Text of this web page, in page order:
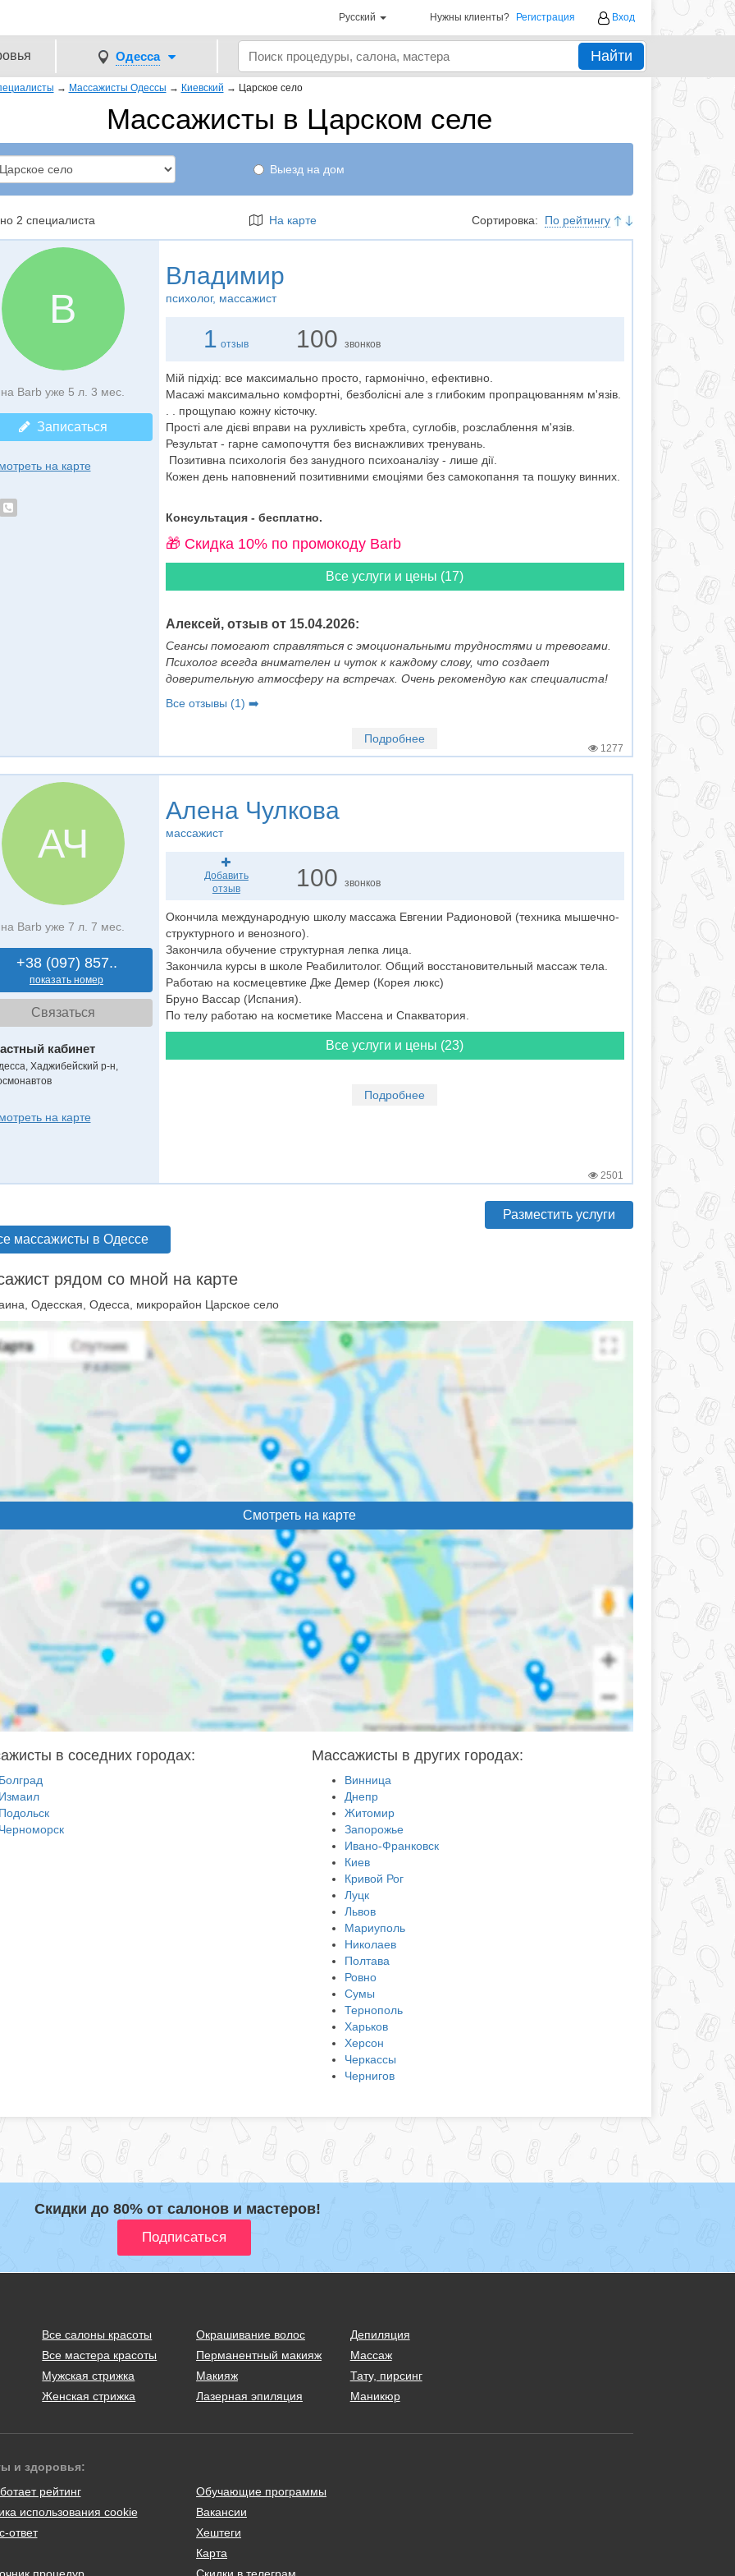
Русский Нужны клиенты? Регистрация Вход
Одесса Найти
→ Массажисты Одессы → Киевский → Царское село
Массажисты в Царском селе
Выезд на дом
2 специалиста На карте Сортировка: По рейтингу
В
на Barb уже 5 л. 3 мес.
Записаться
на карте
Владимир
психолог, массажист
1 отзыв 100звонков
Мій підхід: все максимально просто, гармонічно, ефективно.
Масажі максимально комфортні, безболісні але з глибоким пропрацюванням м'язів.
. . прощупаю кожну кісточку.
Прості але дієві вправи на рухливість хребта, суглобів, розслаблення м'язів.
Результат - гарне самопочуття без виснажливих тренувань.
Позитивна психологія без занудного психоаналізу - лише дії.
Кожен день наповнений позитивними ємоціями без самокопання та пошуку винних.
Консультация - бесплатно.
🎁 Cкидка 10% по промокоду Barb
Все услуги и цены (17)
Алексей, отзыв от 15.04.2026:
Сеансы помогают справляться с эмоциональными трудностями и тревогами.
Психолог всегда внимателен и чуток к каждому слову, что создает
доверительную атмосферу на встречах. Очень рекомендую как специалиста!
Все отзывы (1) ➡️
Подробнее
1277
АЧ
на Barb уже 7 л. 7 мес.
+38 (097) 857..
показать номер
Связаться
кабинет
Хаджибейский р-н,
на карте
Алена Чулкова
массажист
Добавить
отзыв
100звонков
Окончила международную школу массажа Евгении Радионовой (техника мышечно-
структурного и венозного).
Закончила обучение структурная лепка лица.
Закончила курсы в школе Реабилитолог. Общий восстановительный массаж тела.
Работаю на космецевтике Дже Демер (Корея люкс)
Бруно Вассар (Испания).
По телу работаю на косметике Массена и Спакватория.
Все услуги и цены (23)
Подробнее
2501
массажисты в Одессе
Разместить услуги
рядом со мной на карте
Одесская, Одесса, микрорайон Царское село
Смотреть на карте
в соседних городах: Массажисты в других городах:
Винница
Днепр
Житомир
Запорожье
Ивано-Франковск
Киев
Кривой Рог
Луцк
Львов
Мариуполь
Николаев
Полтава
Ровно
Сумы
Тернополь
Харьков
Херсон
Черкассы
Чернигов
Скидки до 80% от салонов и мастеров!
Все салоны красоты
Все мастера красоты
Мужская стрижка
Женская стрижка
Окрашивание волос
Перманентный макияж
Макияж
Лазерная эпиляция
Депиляция
Массаж
Тату, пирсинг
Маникюр
и здоровья:
рейтинг
использования cookie
ответ
процедур
Обучающие программы
Вакансии
Хештеги
Карта
Скидки в телеграм